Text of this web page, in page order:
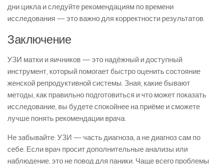
дни цикла и следуйте рекомендациям по времени
исследования — это важно для корректности результатов.
Заключение
УЗИ матки и яичников — это надёжный и доступный
инструмент, который помогает быстро оценить состояние
женской репродуктивной системы. Зная, какие бывают
методы, как правильно подготовиться и что может показать
исследование, вы будете спокойнее на приёме и сможете
лучше понять рекомендации врача.
Не забывайте: УЗИ — часть диагноза, а не диагноз сам по
себе. Если врач просит дополнительные анализы или
наблюдение, это не повод для паники. Чаще всего проблемы